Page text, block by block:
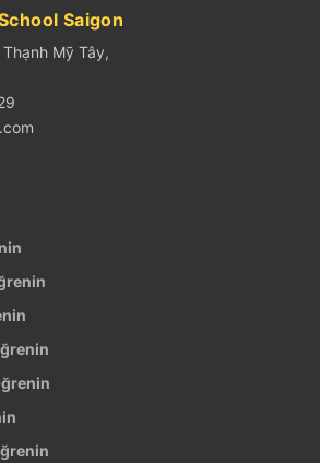
Saigon
Mỹ Tây,